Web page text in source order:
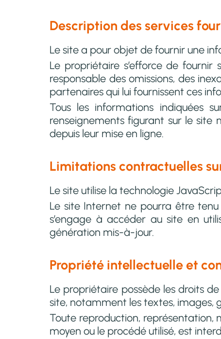
Description des services
Le site a pour objet de fournir une
Le propriétaire s’efforce de
responsable des omissions, des
partenaires qui lui fournissent ces
Tous les informations indiquées
renseignements figurant sur le site
depuis leur mise en ligne.
Limitations contractuelles
Le site utilise la technologie
Le site Internet ne pourra être tenu
s’engage à accéder au site en
génération mis-à-jour.
Propriété intellectuelle et
Le propriétaire possède les droits
site, notamment les textes, images,
Toute reproduction, représentation,
moyen ou le procédé utilisé, est